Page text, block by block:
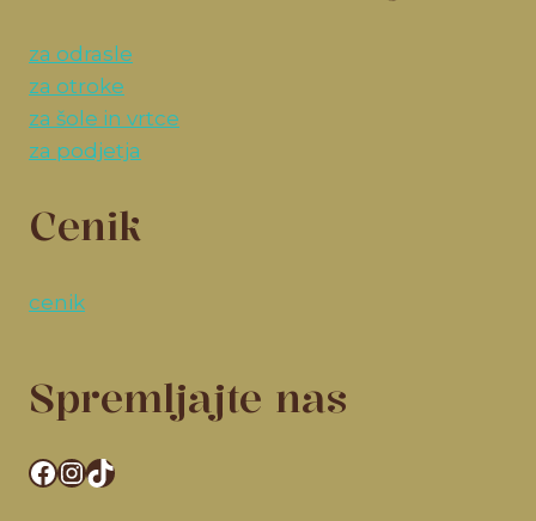
za odrasle
za otroke
za šole in vrtce
za podjetja
Cenik
cenik
Spremljajte nas
Facebook
Instagram
TikTok